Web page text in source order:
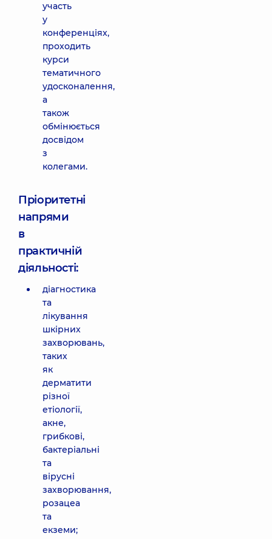
участь
у
конференціях,
проходить
курси
тематичного
удосконалення,
а
також
обмінюється
досвідом
з
колегами.
Пріоритетні
напрями
в
практичній
діяльності:
діагностика
та
лікування
шкірних
захворювань,
таких
як
дерматити
різної
етіології,
акне,
грибкові,
бактеріальні
та
вірусні
захворювання,
розацеа
та
екземи;